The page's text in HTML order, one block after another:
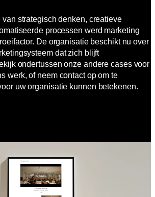
strategisch denken, creatieve
processen werd marketing
De organisatie beschikt nu over
dat zich blijft
ondertussen onze andere cases voor
werk, of neem contact op om te
uw organisatie kunnen betekenen.